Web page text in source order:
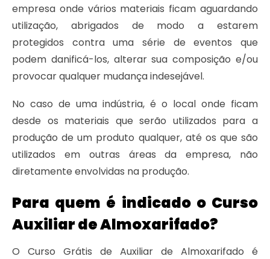
empresa onde vários materiais ficam aguardando
utilização, abrigados de modo a estarem
protegidos contra uma série de eventos que
podem danificá-los, alterar sua composição e/ou
provocar qualquer mudança indesejável.
No caso de uma indústria, é o local onde ficam
desde os materiais que serão utilizados para a
produção de um produto qualquer, até os que são
utilizados em outras áreas da empresa, não
diretamente envolvidas na produção.
Para quem é indicado o Curso
Auxiliar de Almoxarifado?
O Curso Grátis de Auxiliar de Almoxarifado é